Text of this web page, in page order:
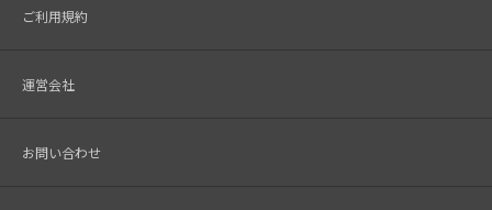
ご利用規約
運営会社
お問い合わせ